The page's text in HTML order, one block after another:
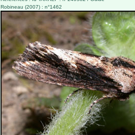
Robineau (2007) : n°1462